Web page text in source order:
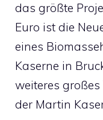
das größte
Euro ist die
eines
Kaserne in
weiteres
der Martin